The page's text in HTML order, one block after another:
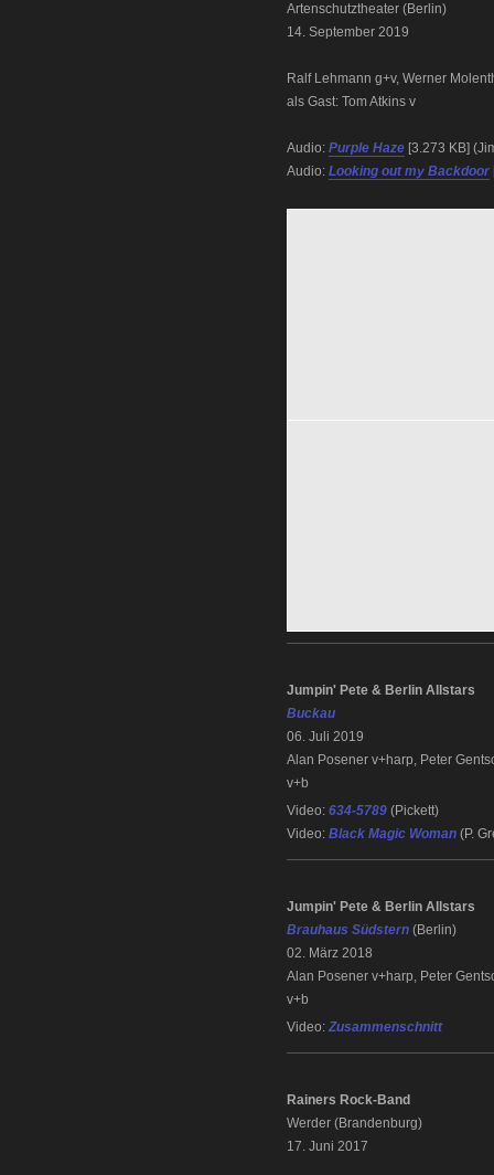
Artenschutztheater (Berlin)
14. September 2019
Ralf Lehmann g+v, Werner
als Gast: Tom Atkins v
Audio: Purple Haze [3.273 KB]
Audio: Looking out my Backdoor
Jumpin' Pete & Berlin Allstars
Buckau
06. Juli 2019
Alan Posener v+harp, Peter
v+b
Video: 634-5789 (Pickett)
Video: Black Magic Woman (P.
Jumpin' Pete & Berlin Allstars
Brauhaus Südstern (Berlin)
02. März 2018
Alan Posener v+harp, Peter
v+b
Video:Zusammenschnitt
Rainers Rock-Band
Werder (Brandenburg)
17. Juni 2017